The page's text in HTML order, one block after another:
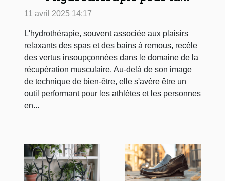
récupération musculaire
11 avril 2025 14:17
L'hydrothérapie, souvent associée aux plaisirs
relaxants des spas et des bains à remous, recèle
des vertus insoupçonnées dans le domaine de la
récupération musculaire. Au-delà de son image
de technique de bien-être, elle s'avère être un
outil performant pour les athlètes et les personnes
en...